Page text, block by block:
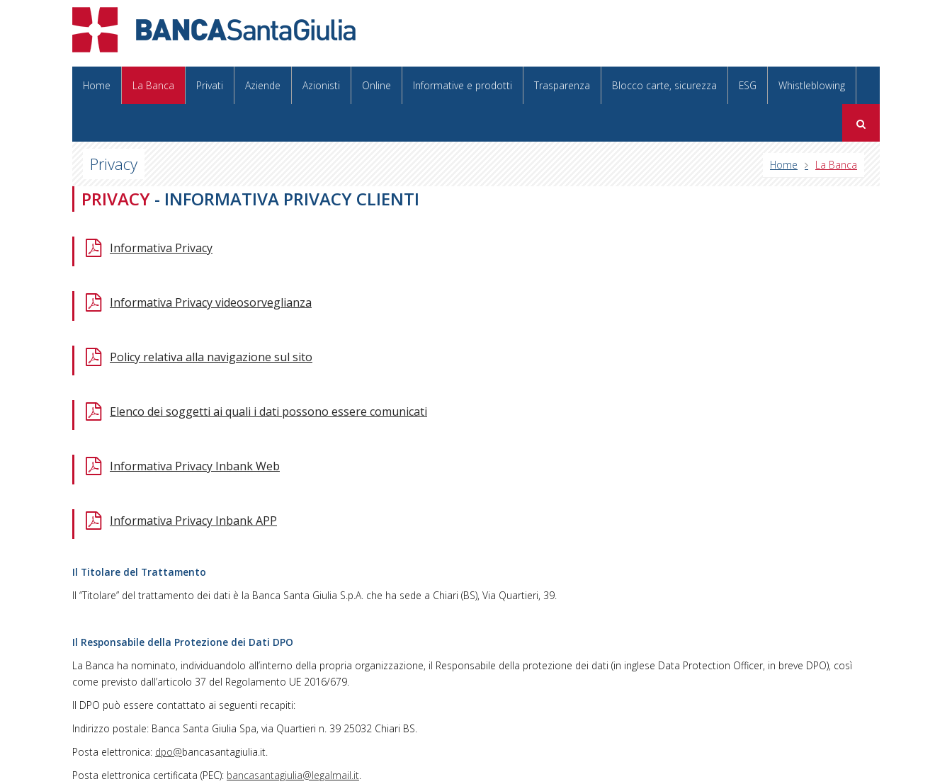
Home La Banca Privati Aziende Azionisti Online Informative e prodotti Trasparenza Blocco carte, sicurezza ESG Whistleblowing
Privacy Home La Banca
PRIVACY - INFORMATIVA PRIVACY CLIENTI
Informativa Privacy
Informativa Privacy videosorveglianza
Policy relativa alla navigazione sul sito
Elenco dei soggetti ai quali i dati possono essere comunicati
Informativa Privacy Inbank Web
Informativa Privacy Inbank APP
Il Titolare del Trattamento
Il “Titolare” del trattamento dei dati è la Banca Santa Giulia S.p.A. che ha sede a Chiari (BS), Via Quartieri, 39.
Il Responsabile della Protezione dei Dati DPO
La Banca ha nominato, individuandolo all’interno della propria organizzazione, il Responsabile della protezione dei dati (in inglese Data Protection Officer, in breve DPO), così
come previsto dall’articolo 37 del Regolamento UE 2016/679.
Il DPO può essere contattato ai seguenti recapiti:
Indirizzo postale: Banca Santa Giulia Spa, via Quartieri n. 39 25032 Chiari BS.
Posta elettronica: dpo@bancasantagiulia.it.
Posta elettronica certificata (PEC): bancasantagiulia@legalmail.it.